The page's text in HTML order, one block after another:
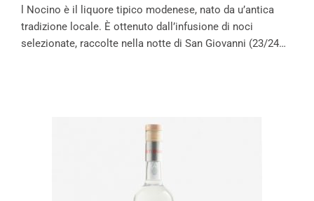
l Nocino è il liquore tipico modenese, nato da u’antica
tradizione locale. È ottenuto dall’infusione di noci
selezionate, raccolte nella notte di San Giovanni (23/24…